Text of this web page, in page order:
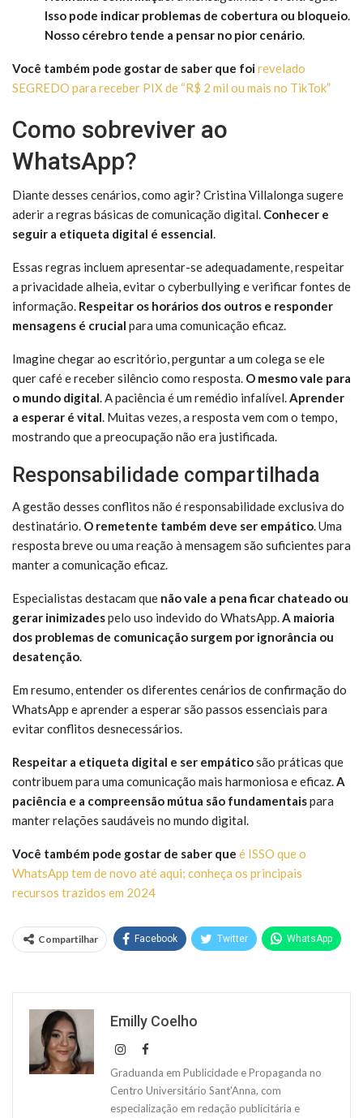
Isso pode indicar problemas de cobertura ou bloqueio.
Nosso cérebro tende a pensar no pior cenário.
Você também pode gostar de saber que foirevelado
SEGREDO para receber PIX de “R$ 2 mil ou mais no TikTok”
Como sobreviver ao
WhatsApp?
Diante desses cenários, como agir? Cristina Villalonga sugere
aderir a regras básicas de comunicação digital. Conhecer e
seguir a etiqueta digital é essencial.
Essas regras incluem apresentar-se adequadamente, respeitar
a privacidade alheia, evitar o cyberbullying e verificar fontes de
informação. Respeitar os horários dos outros e responder
mensagens é crucial para uma comunicação eficaz.
Imagine chegar ao escritório, perguntar a um colega se ele
quer café e receber silêncio como resposta. O mesmo vale para
o mundo digital. A paciência é um remédio infalível.Aprender
a esperar é vital. Muitas vezes, a resposta vem com o tempo,
mostrando que a preocupação não era justificada.
Responsabilidade compartilhada
A gestão desses conflitos não é responsabilidade exclusiva do
destinatário. O remetente também deve ser empático. Uma
resposta breve ou uma reação à mensagem são suficientes para
manter a comunicação eficaz.
Especialistas destacam que não vale a pena ficar chateado ou
gerar inimizadespelo uso indevido do WhatsApp.A maioria
dos problemas de comunicação surgem por ignorância ou
desatenção.
Em resumo, entender os diferentes cenários de confirmação do
WhatsApp e aprender a esperar são passos essenciais para
evitar conflitos desnecessários.
Respeitar a etiqueta digital e ser empáticosão práticas que
contribuem para uma comunicação mais harmoniosa e eficaz.A
paciência e a compreensão mútua são fundamentaispara
manter relações saudáveis no mundo digital.
Você também pode gostar de saber que é ISSO que o
WhatsApp tem de novo até aqui; conheça os principais
recursos trazidos em 2024
Compartilhar Facebook Twitter WhatsApp
Emilly Coelho
Graduanda em Publicidade e Propaganda no
Centro Universitário Sant'Anna, com
especialização em redação publicitária e